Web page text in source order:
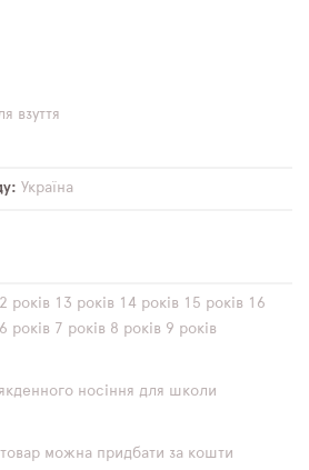
взуття
Україна
років 13 років 14 років 15 років 16
6 років 7 років 8 років 9 років
носіння для школи
можна придбати за кошти